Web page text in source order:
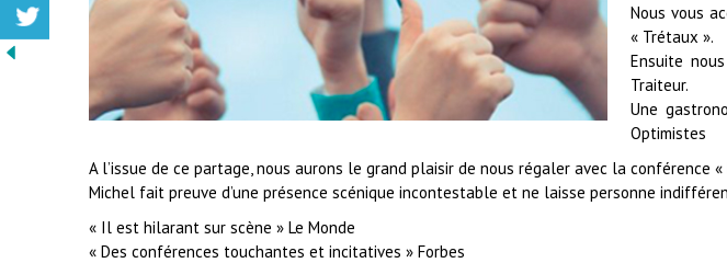
Nous vous
« Trétaux ».
Ensuite
Traiteur.
Une
Optimistes
A l’issue de ce partage, nous aurons le grand plaisir de nous régaler avec la conférence
Michel fait preuve d’une présence scénique incontestable et ne laisse personne
« Il est hilarant sur scène » Le Monde
« Des conférences touchantes et incitatives » Forbes